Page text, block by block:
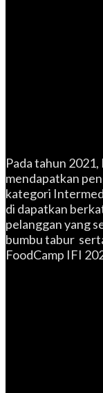
Pada tahun
mendapatkan
kategori
di dapatkan
pelanggan yang
bumbu tabur
FoodCamp IFI